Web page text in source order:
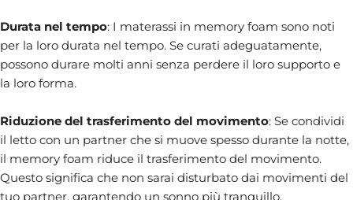
Durata nel tempo: I materassi in memory foam sono noti
per la loro durata nel tempo. Se curati adeguatamente,
possono durare molti anni senza perdere il loro supporto e
la loro forma.
Riduzione del trasferimento del movimento: Se condividi
il letto con un partner che si muove spesso durante la notte,
il memory foam riduce il trasferimento del movimento.
Questo significa che non sarai disturbato dai movimenti del
tuo partner, garantendo un sonno più tranquillo.